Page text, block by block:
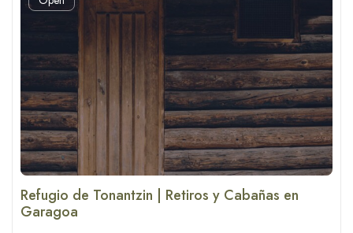
Refugio de Tonantzin | Retiros y Cabañas en
Garagoa